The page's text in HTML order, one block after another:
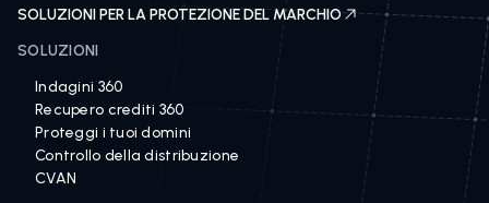
SOLUZIONI PER LA PROTEZIONE DEL MARCHIO
SOLUZIONI
Indagini 360
Recupero crediti 360
Proteggi i tuoi domini
Controllo della distribuzione
CVAN